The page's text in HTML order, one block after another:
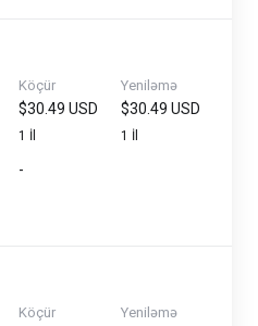
Köçür
$30.49 USD
1 İl
Yeniləmə
$30.49 USD
1 İl
-
Köçür Yeniləmə